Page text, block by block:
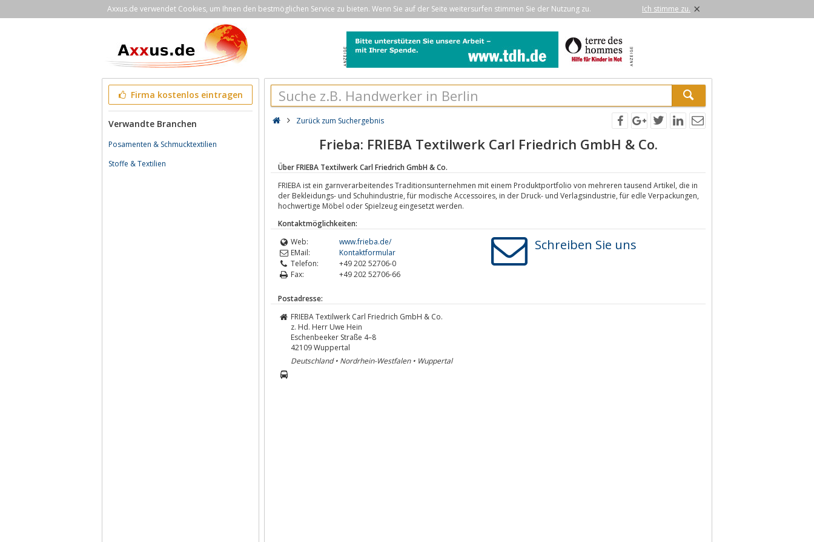
Axxus.de verwendet Cookies, um Ihnen den bestmöglichen Service zu bieten. Wenn Sie auf der Seite weitersurfen stimmen Sie der Nutzung zu. Ich stimme zu. ×
Firma kostenlos eintragen
Verwandte Branchen
Posamenten & Schmucktextilien
Stoffe & Textilien
Zurück zum Suchergebnis
Frieba: FRIEBA Textilwerk Carl Friedrich GmbH & Co.
Über FRIEBA Textilwerk Carl Friedrich GmbH & Co.
FRIEBA ist ein garnverarbeitendes Traditionsunternehmen mit einem Produktportfolio von mehreren tausend Artikel, die in
der Bekleidungs- und Schuhindustrie, für modische Accessoires, in der Druck- und Verlagsindustrie, für edle Verpackungen,
hochwertige Möbel oder Spielzeug eingesetzt werden.
Kontaktmöglichkeiten:
Web:
www.frieba.de/
EMail:
Kontaktformular
Telefon:
+49 202 52706-0
Fax:
+49 202 52706-66
Schreiben Sie uns
Postadresse:
FRIEBA Textilwerk Carl Friedrich GmbH & Co.
z. Hd. Herr Uwe Hein
Eschenbeeker Straße 4–8
42109Wuppertal
Deutschland • Nordrhein-Westfalen • Wuppertal